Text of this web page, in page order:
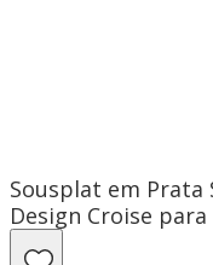
Sousplat em Prata
Design Croise